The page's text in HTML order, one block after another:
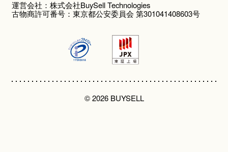
運営会社：株式会社BuySell Technologies
古物商許可番号：東京都公安委員会 第301041408603号
© 2026 BUYSELL